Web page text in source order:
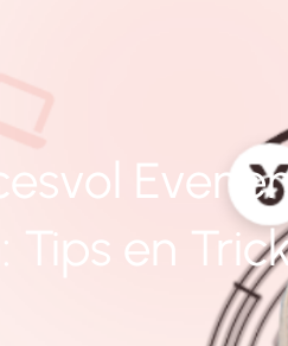
Tips en